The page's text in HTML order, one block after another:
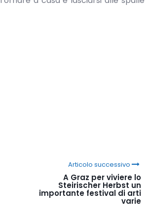
Articolo successivo
A Graz per viviere lo
Steirischer Herbst un
importante festival di arti
varie